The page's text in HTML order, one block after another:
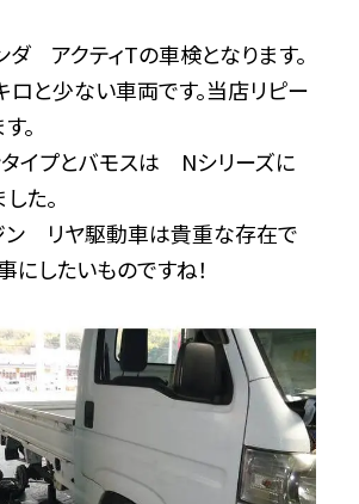
アクティTの車検となります。
と少ない車両です。当店リピー
。
タイプとバモスは Nシリーズに
た。
ン リヤ駆動車は貴重な存在で
にしたいものですね！